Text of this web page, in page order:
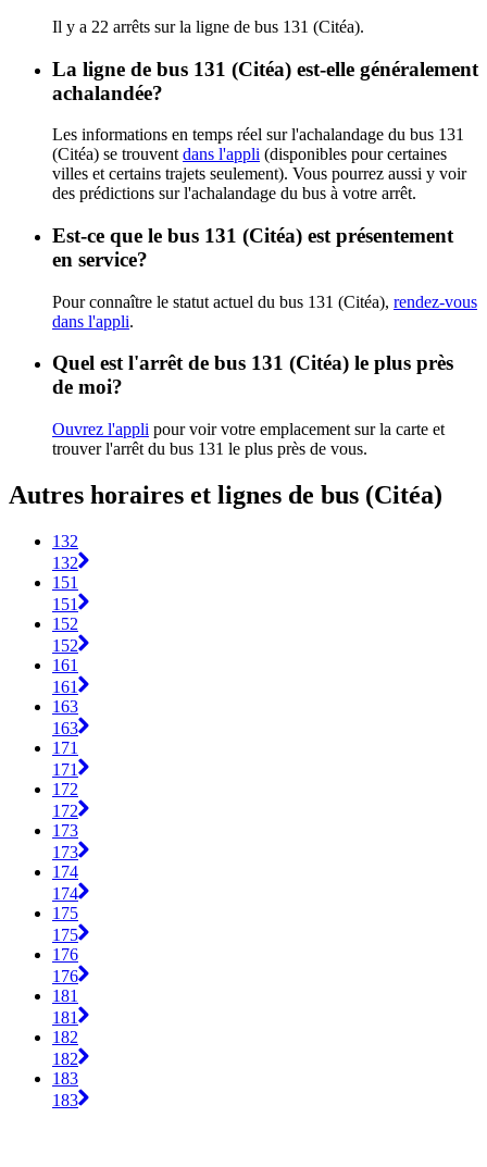
Il y a 22 arrêts sur la ligne de bus 131 (Citéa).
La ligne de bus 131 (Citéa) est-elle généralement
achalandée?
Les informations en temps réel sur l'achalandage du bus 131
(Citéa) se trouvent dans l'appli (disponibles pour certaines
villes et certains trajets seulement). Vous pourrez aussi y voir
des prédictions sur l'achalandage du bus à votre arrêt.
Est-ce que le bus 131 (Citéa) est présentement
en service?
Pour connaître le statut actuel du bus 131 (Citéa), rendez-vous
dans l'appli.
Quel est l'arrêt de bus 131 (Citéa) le plus près
de moi?
Ouvrez l'appli pour voir votre emplacement sur la carte et
trouver l'arrêt du bus 131 le plus près de vous.
Autres horaires et lignes de bus (Citéa)
132
132
151
151
152
152
161
161
163
163
171
171
172
172
173
173
174
174
175
175
176
176
181
181
182
182
183
183